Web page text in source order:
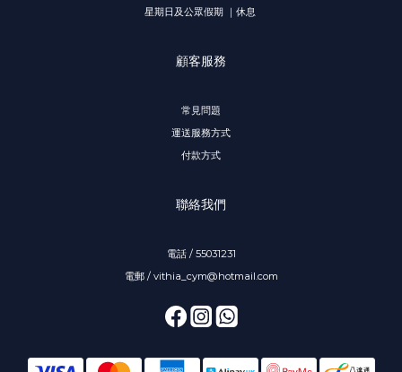
星期日及公眾假期 ｜休息
顧客服務
常見問題
運送服務方式
付款方式
聯絡我們
電話 / 55031231
電郵 / vithia_cym@hotmail.com